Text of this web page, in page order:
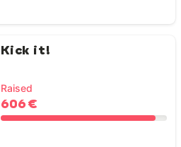
Kick it!
Raised
606 €